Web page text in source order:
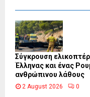
Σύγκρουση
Έλληνας και ένας
ανθρώπινου λάθους
2 August 2026 0